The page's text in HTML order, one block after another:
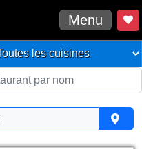
Menu